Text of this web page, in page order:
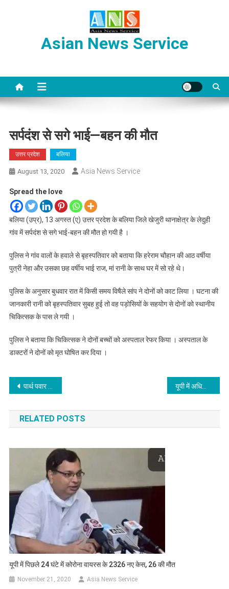
Asian News Service
सर्पदंश से सगे भाई—बहन की मौत
उत्तर प्रदेश बलिया
August 13, 2020 Asia News Service
Spread the love
बलिया (उप्र), 13 अगस्त (ए) उत्तर प्रदेश के बलिया जिले खेजुरी थानाक्षेत्र के लेदुही
गांव में सर्पदंश से सगे भाई-बहन की मौत हो गयी है ।
पुलिस ने गांव वालों के हवाले से बृहस्पतिवार को बताया कि हरेराम चौहान की आठ वर्षीया
पुत्री नेहा और उसका छह वर्षीय भाई राज, मां रानी के साथ घर में सो रहे थे।
पुलिस के अनुसार बुधवार रात में किसी समय विषैले सांप ने दोनों को काट लिया । घटना की
जानकारी रानी को बृहस्पतिवार सुबह हुई तो वह पड़ोसियों के सहयोग से दोनों को स्थानीय
चिकित्सक के पास ले गयी ।
पुलिस ने बताया कि चिकित्सक ने दोनों बच्चों को अस्पताल रेफर किया । अस्पताल के
डाक्टरों ने दोनों को मृत घोषित कर दिया ।
Post
navigation
पार्थ पवार राजनीति में ‘नये’ हैं : छगन भुजबल यूपी में अधिकांश जगहों पर सक्रिय रहा मानसून
RELATED POSTS
यूपी में पिछले 24 घंटे में कोरोना वायरस के 2326 नए केस, 26 की मौत
November 21, 2020 Asia News Service